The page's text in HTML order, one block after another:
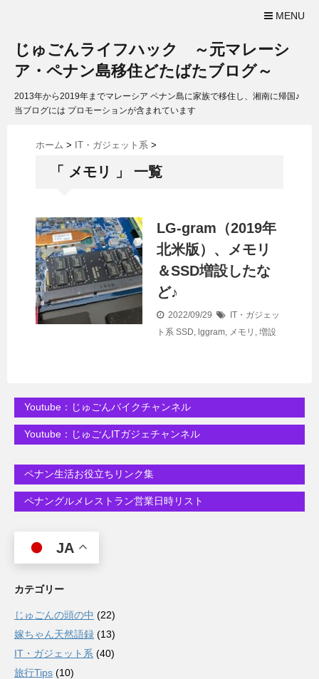
MENU
じゅごんライフハック ～元マレーシ
ア・ペナン島移住どたばたブログ～
2013年から2019年までマレーシア ペナン島に家族で移住し、湘南に帰国♪
当ブログには プロモーションが含まれています
ホーム > IT・ガジェット系 >
「 メモリ 」 一覧
LG-gram（2019年
北米版）、メモリ
＆SSD増設したな
ど♪
2022/09/29
IT・ガジェッ
ト系 SSD, lggram, メモリ , 増設
Youtube：じゅごんバイクチャンネル
Youtube：じゅごんITガジェチャンネル
ペナン生活お役立ちリンク集
ペナングルメレストラン営業日時リスト
JA
カテゴリー
じゅごんの頭の中 (22)
嫁ちゃん天然語録 (13)
IT・ガジェット系 (40)
旅行Tips (10)